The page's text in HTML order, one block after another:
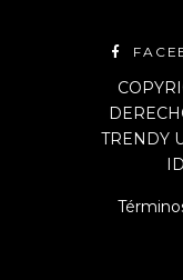
TRENDY